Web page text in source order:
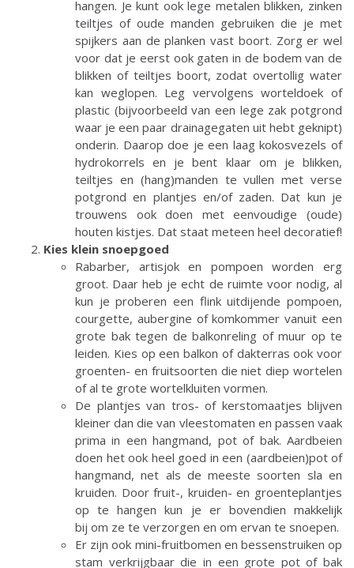
hangen. Je kunt ook lege metalen blikken, zinken
teiltjes of oude manden gebruiken die je met
spijkers aan de planken vast boort. Zorg er wel
voor dat je eerst ook gaten in de bodem van de
blikken of teiltjes boort, zodat overtollig water
kan weglopen. Leg vervolgens worteldoek of
plastic (bijvoorbeeld van een lege zak potgrond
waar je een paar drainagegaten uit hebt geknipt)
onderin. Daarop doe je een laag kokosvezels of
hydrokorrels en je bent klaar om je blikken,
teiltjes en (hang)manden te vullen met verse
potgrond en plantjes en/of zaden. Dat kun je
trouwens ook doen met eenvoudige (oude)
houten kistjes. Dat staat meteen heel decoratief!
Kies klein snoepgoed
​​​​​​​Rabarber, artisjok en pompoen worden erg
groot. Daar heb je echt de ruimte voor nodig, al
kun je proberen een flink uitdijende pompoen,
courgette, aubergine of komkommer vanuit een
grote bak tegen de balkonreling of muur op te
leiden. Kies op een balkon of dakterras ook voor
groenten- en fruitsoorten die niet diep wortelen
of al te grote wortelkluiten vormen.
De plantjes van tros- of kerstomaatjes blijven
kleiner dan die van vleestomaten en passen vaak
prima in een hangmand, pot of bak. Aardbeien
doen het ook heel goed in een (aardbeien)pot of
hangmand, net als de meeste soorten sla en
kruiden. Door fruit-, kruiden- en groenteplantjes
op te hangen kun je er bovendien makkelijk
bij om ze te verzorgen en om ervan te snoepen.
Er zijn ook mini-fruitbomen en bessenstruiken op
stam verkrijgbaar die in een grote pot of bak